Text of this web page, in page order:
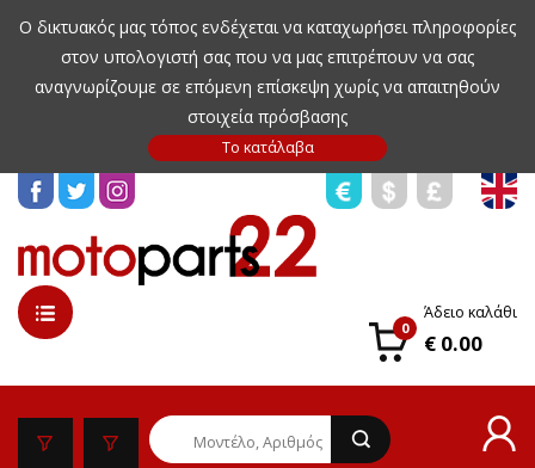
Ο δικτυακός μας τόπος ενδέχεται να καταχωρήσει πληροφορίες
στον υπολογιστή σας που να μας επιτρέπουν να σας
αναγνωρίζουμε σε επόμενη επίσκεψη χωρίς να απαιτηθούν
στοιχεία πρόσβασης
0
Άδειο καλάθι
€ 0.00